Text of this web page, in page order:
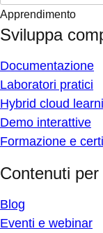
Apprendimento
Sviluppa
Documentazione
Laboratori pratici
Hybrid cloud
Demo interattive
Formazione e
Contenuti
Blog
Eventi e webinar